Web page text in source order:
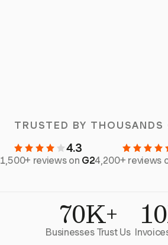
TRUSTED BY
4.3
1,500+ reviews on G24,200+ reviews
70K+
Businesses Trust Us